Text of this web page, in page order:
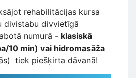
rehabilitācijas kursa
divistabu divvietīgā
numurā - klasiskā
10 min) vai hidromasāža
tiek piešķirta dāvanā!